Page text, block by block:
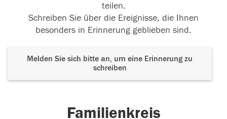
teilen.
Schreiben Sie über die Ereignisse, die Ihnen
besonders in Erinnerung geblieben sind.
Melden Sie sich bitte an, um eine Erinnerung zu
schreiben
Familienkreis